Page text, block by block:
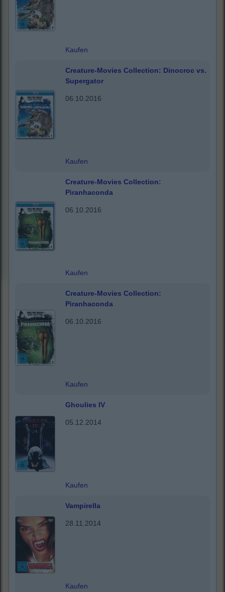
Kaufen
Creature-Movies Collection: Dinocroc vs.
Supergator
06.10.2016
Kaufen
Creature-Movies Collection:
Piranhaconda
06.10.2016
Kaufen
Creature-Movies Collection:
Piranhaconda
06.10.2016
Kaufen
Ghoulies IV
05.12.2014
Kaufen
Vampirella
28.11.2014
Kaufen